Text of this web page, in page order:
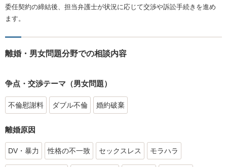
委任契約の締結後、担当弁護士が状況に応じて交渉や訴訟手続きを進め
ます。
離婚・男女問題分野での相談内容
争点・交渉テーマ（男女問題）
不倫慰謝料 ダブル不倫 婚約破棄
離婚原因
DV・暴力 性格の不一致 セックスレス モラハラ